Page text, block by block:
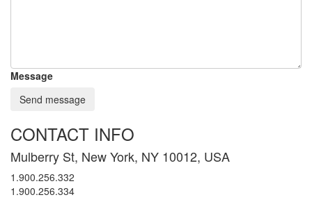
Message
Send message
CONTACT INFO
Mulberry St, New York, NY 10012, USA
1.900.256.332
1.900.256.334